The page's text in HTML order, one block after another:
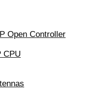
Open Controller
CPU